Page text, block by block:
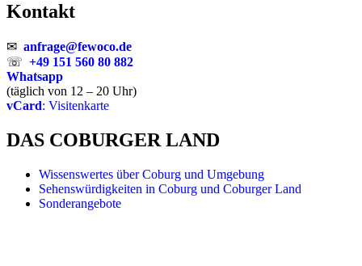
Kontakt
✉ anfrage@fewoco.de
☏ +49 151 560 80 882
Whatsapp
(täglich von 12 – 20 Uhr)
vCard: Visitenkarte
DAS COBURGER LAND
Wissenswertes über Coburg und Umgebung
Sehenswürdigkeiten in Coburg und Coburger Land
Sonderangebote